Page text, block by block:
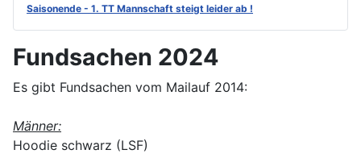
Saisonende - 1. TT Mannschaft steigt leider ab !
Fundsachen 2024
Es gibt Fundsachen vom Mailauf 2014:
Männer:
Hoodie schwarz (LSF)